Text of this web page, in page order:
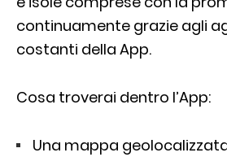
continuamente grazie agli
costanti della App.
Cosa troverai dentro l’App:
Una mappa